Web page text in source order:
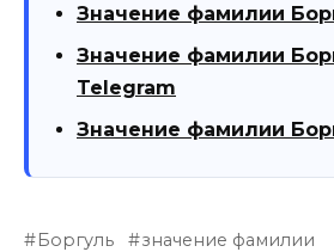
Значение фамилии
Значение фамилии
Telegram
Значение фамилии
Боргуль
значение фамилии